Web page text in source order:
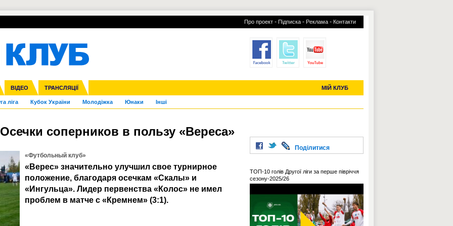
Про проект - Підписка - Реклама - Контакти
ВІДЕО ТРАНСЛЯЦІЇ МІЙ КЛУБ
ліга Кубок України Молодіжка Юнаки Інші
Ліга націй Ліга конференцій
Франція ІншіЧЄ-2015 (U-21)
УПЛ-ПЕРЕХОДИ УСІ ТРАНСФЕРИ
соперников в пользу «Вереса»
«Футбольный клуб»
«Верес» значительно улучшил свое турнирное
положение, благодаря осечкам «Скалы» и
«Ингульца». Лидер первенства «Колос» не имел
проблем в матче с «Кремнем» (3:1).
Поділитися
ТОП-10 голів Другої ліги за перше півріччя
сезону-2025/26